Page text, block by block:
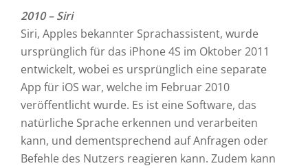
2010 – Siri
Siri, Apples bekannter Sprachassistent, wurde
ursprünglich für das iPhone 4S im Oktober 2011
entwickelt, wobei es ursprünglich eine separate
App für iOS war, welche im Februar 2010
veröffentlicht wurde. Es ist eine Software, das
natürliche Sprache erkennen und verarbeiten
kann, und dementsprechend auf Anfragen oder
Befehle des Nutzers reagieren kann. Zudem kann